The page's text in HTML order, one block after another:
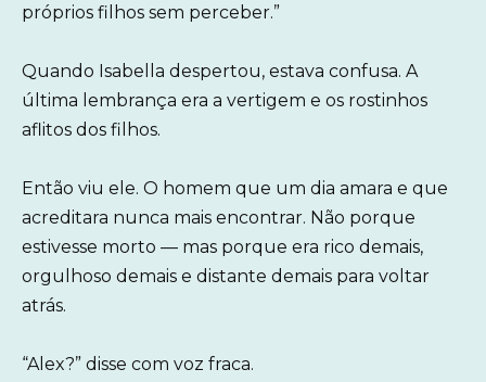
próprios filhos sem perceber.”
Quando Isabella despertou, estava confusa. A
última lembrança era a vertigem e os rostinhos
aflitos dos filhos.
Então viu ele. O homem que um dia amara e que
acreditara nunca mais encontrar. Não porque
estivesse morto — mas porque era rico demais,
orgulhoso demais e distante demais para voltar
atrás.
“Alex?” disse com voz fraca.